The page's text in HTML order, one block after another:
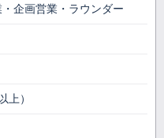
企画営業・ラウンダー
上）